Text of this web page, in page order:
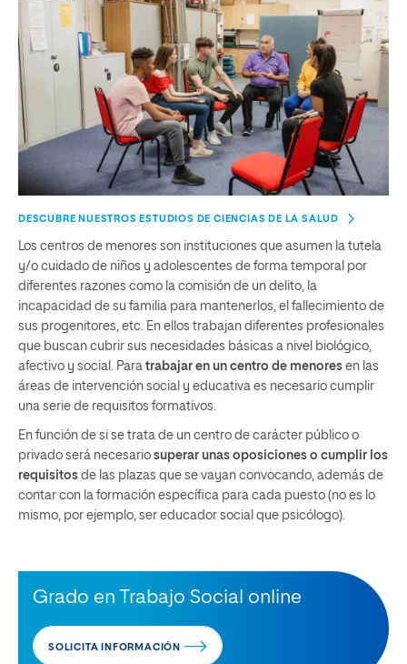
DESCUBRE NUESTROS ESTUDIOS DE CIENCIAS DE LA SALUD
Los centros de menores son instituciones que asumen la tutela
y/o cuidado de niños y adolescentes de forma temporal por
diferentes razones como la comisión de un delito, la
incapacidad de su familia para mantenerlos, el fallecimiento de
sus progenitores, etc. En ellos trabajan diferentes profesionales
que buscan cubrir sus necesidades básicas a nivel biológico,
afectivo y social. Para trabajar en un centro de menores en las
áreas de intervención social y educativa es necesario cumplir
una serie de requisitos formativos.
En función de si se trata de un centro de carácter público o
privado será necesario superar unas oposiciones o cumplir los
requisitos de las plazas que se vayan convocando, además de
contar con la formación específica para cada puesto (no es lo
mismo, por ejemplo, ser educador social que psicólogo).
Grado en Trabajo Social online
SOLICITA INFORMACIÓN